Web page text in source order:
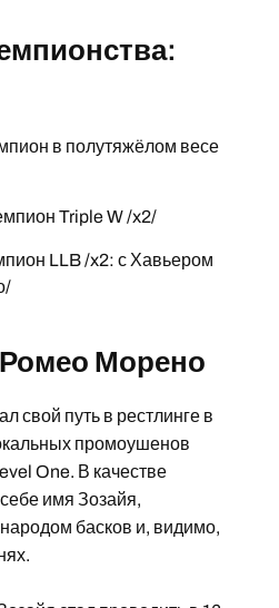
в полутяжёлом весе
Triple W /x2/
LLB /x2: с Хавьером
Морено
свой путь в рестлинге в
промоушенов
One. В качестве
имя Зозайя,
басков и, видимо,